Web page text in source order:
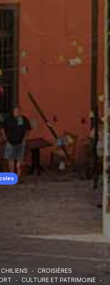
- CROISIÈRES
- CULTURE ET PATRIMOINE -